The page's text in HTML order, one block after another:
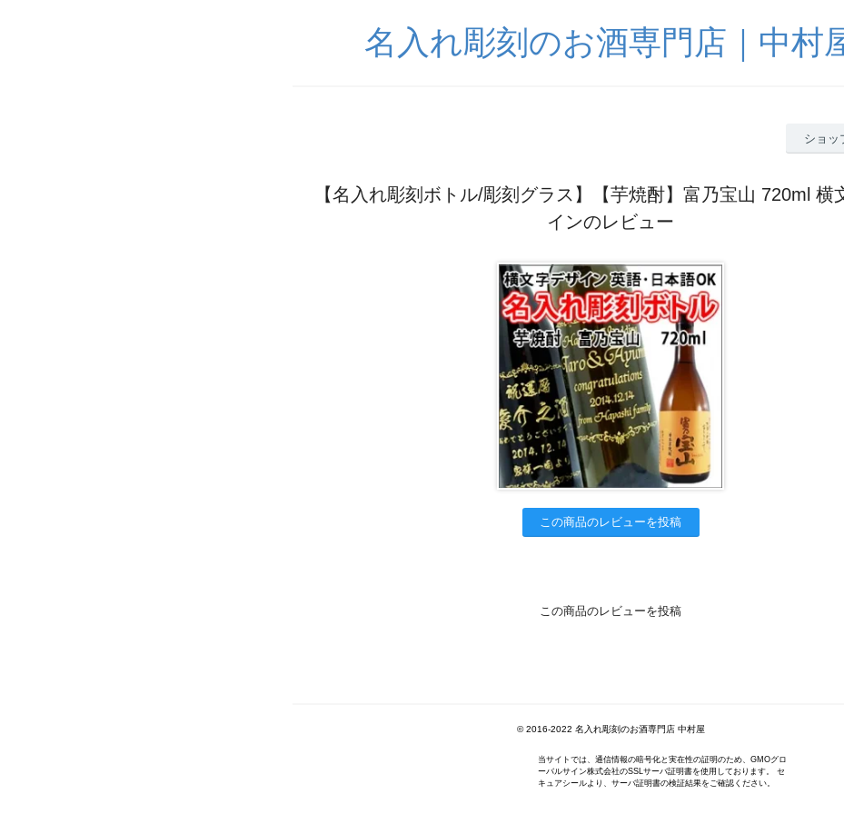
名入れ彫刻のお酒専門店｜中村
ショッ
【名入れ彫刻ボトル/彫刻グラス】【芋焼酎】富乃宝山 720ml 横
インのレビュー
この商品のレビューを投稿
この商品のレビューを投稿
© 2016-2022 名入れ彫刻のお酒専門店 中村屋
当サイトでは、通信情報の暗号化と実在性の証明のため、GMOグロ
ーバルサイン株式会社のSSLサーバ証明書を使用しております。 セ
キュアシールより、サーバ証明書の検証結果をご確認ください。